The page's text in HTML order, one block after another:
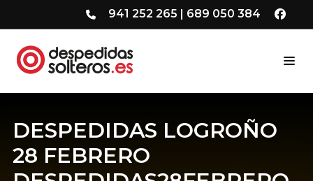
941 252 265 | 689 050 384
DESPEDIDAS LOGROÑO
28 FEBRERO